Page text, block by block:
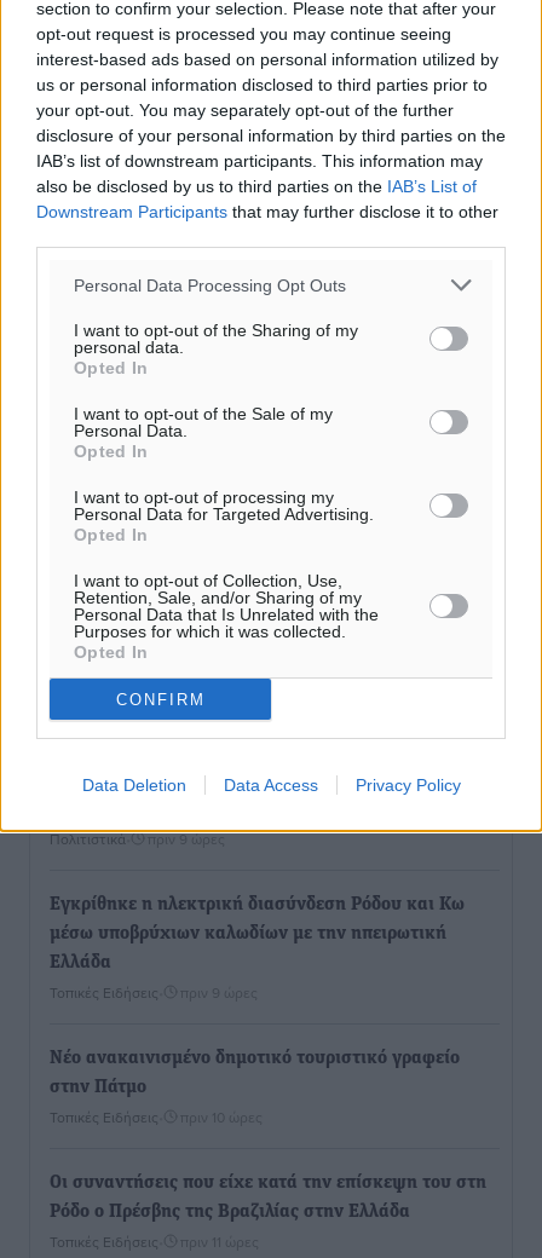
section to confirm your selection. Please note that after your
opt-out request is processed you may continue seeing
interest-based ads based on personal information utilized by
us or personal information disclosed to third parties prior to
your opt-out. You may separately opt-out of the further
disclosure of your personal information by third parties on the
IAB’s list of downstream participants. This information may
also be disclosed by us to third parties on the IAB’s List of
Downstream Participants that may further disclose it to other
Personal Data Processing Opt Outs
I want to opt-out of the Sharing of my
personal data.
Opted In
I want to opt-out of the Sale of my
Personal Data.
Opted In
I want to opt-out of processing my
Personal Data for Targeted Advertising.
Opted In
I want to opt-out of Collection, Use,
Retention, Sale, and/or Sharing of my
Personal Data that Is Unrelated with the
Purposes for which it was collected.
Opted In
CONFIRM
Data Deletion Data Access Privacy Policy
Ροή ειδήσεων
Η Meridiam ξεκλειδώνει τις έρευνες βυθού στη
θαλάσσια περιοχή Κάσου και Καρπάθου
Τοπικές Ειδήσεις
Παρουσίαση βιβλίου του Α. Χατζημιχαήλ – Τιμητική
Πολιτιστικά• πριν 9 ώρες
Εγκρίθηκε η ηλεκτρική διασύνδεση Ρόδου και Κω
μέσω υποβρύχιων καλωδίων με την ηπειρωτική
Ελλάδα
Τοπικές Ειδήσεις πριν 9 ώρες
Νέο ανακαινισμένο δημοτικό τουριστικό γραφείο
στην Πάτμο
Τοπικές Ειδήσεις πριν 10 ώρες
Οι συναντήσεις που είχε κατά την επίσκεψη του στη
Ρόδο ο Πρέσβης της Βραζιλίας στην Ελλάδα
Τοπικές Ειδήσεις πριν 11 ώρες